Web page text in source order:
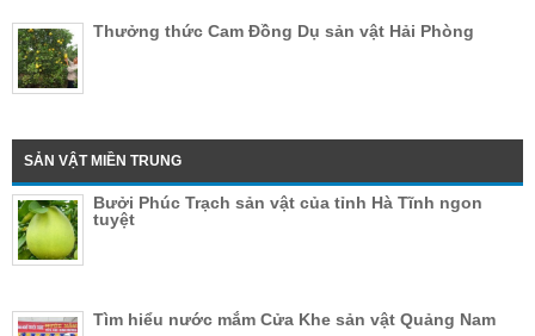
Thưởng thức Cam Đồng Dụ sản vật Hải Phòng
SẢN VẬT MIỀN TRUNG
Bưởi Phúc Trạch sản vật của tỉnh Hà Tĩnh ngon
tuyệt
Tìm hiểu nước mắm Cửa Khe sản vật Quảng Nam